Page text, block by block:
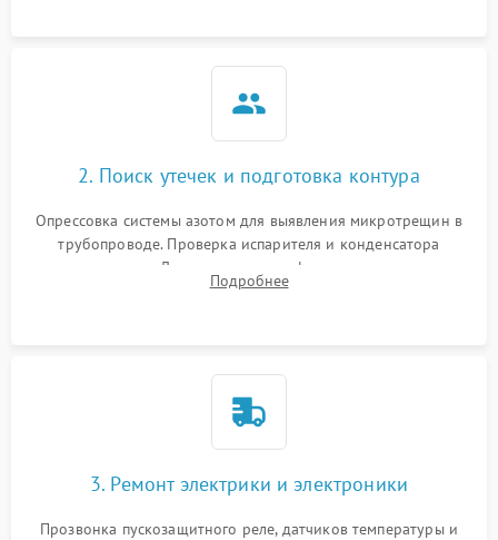
2. Поиск утечек и подготовка контура
Опрессовка системы азотом для выявления микротрещин в
трубопроводе. Проверка испарителя и конденсатора
течеискателем. Демонтаж старого фильтра-осушителя и
продувка капиллярной трубки для устранения засоров.
Подробнее
3. Ремонт электрики и электроники
Прозвонка пускозащитного реле, датчиков температуры и